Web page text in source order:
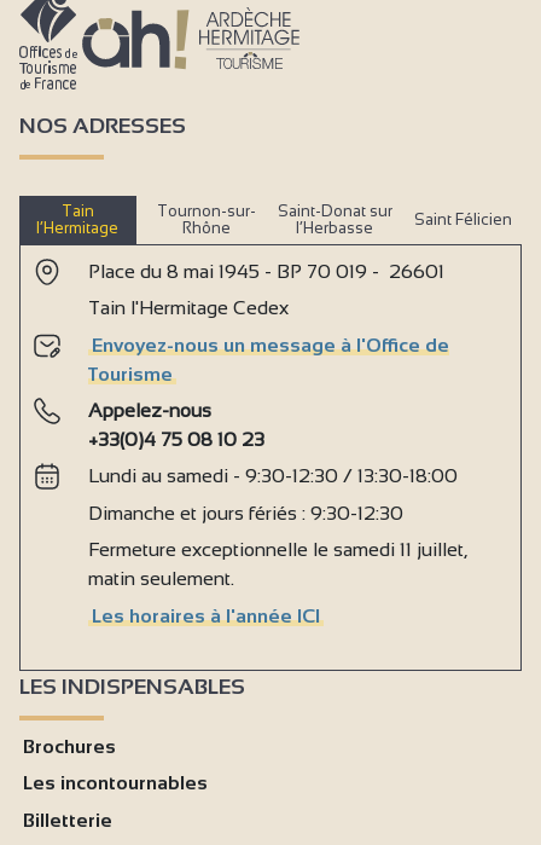
NOS ADRESSES
Tain
l’Hermitage
Tournon-sur-
Rhône
Saint-Donat sur
l’Herbasse
Saint Félicien
Place du 8 mai 1945 - BP 70 019 - 26601
Tain l'Hermitage Cedex
Envoyez-nous un message à l'Office de
Tourisme
Appelez-nous
+33(0)4 75 08 10 23
Lundi au samedi - 9:30-12:30 / 13:30-18:00
Dimanche et jours fériés : 9:30-12:30
Fermeture exceptionnelle le samedi 11 juillet,
matin seulement.
Les horaires à l'année ICI
LES INDISPENSABLES
Brochures
Les incontournables
Billetterie